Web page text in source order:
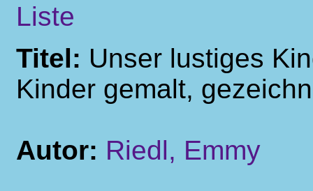
Liste
Titel: Unser lustiges
Kinder gemalt,
Autor: Riedl, Emmy